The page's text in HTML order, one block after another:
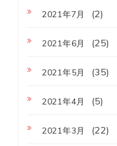
2021年7月 (2)
2021年6月 (25)
2021年5月 (35)
2021年4月 (5)
2021年3月 (22)